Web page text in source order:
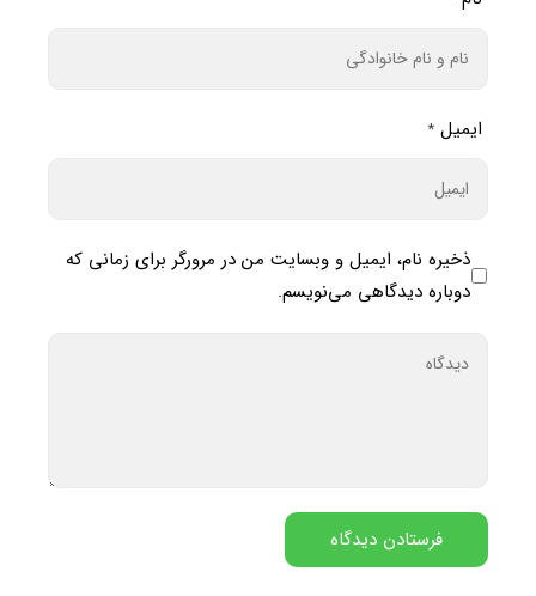
ایمیل *
ذخیره نام، ایمیل و وبسایت من در مرورگر برای زمانی که
دوباره دیدگاهی می‌نویسم.